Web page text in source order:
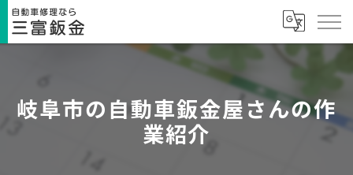
岐阜市の自動車鈑金屋さんの作
業紹介